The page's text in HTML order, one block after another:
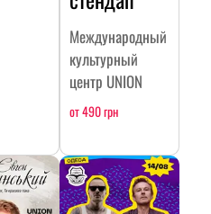
Международный
культурный
центр UNION
от 490 грн